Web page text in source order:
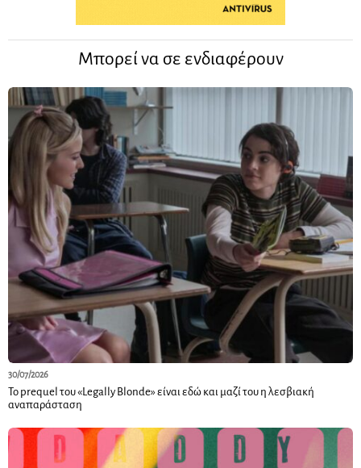
Μπορεί να σε ενδιαφέρουν
30/07/2026
Το prequel του «Legally Blonde» είναι εδώ και μαζί του η λεσβιακή
αναπαράσταση